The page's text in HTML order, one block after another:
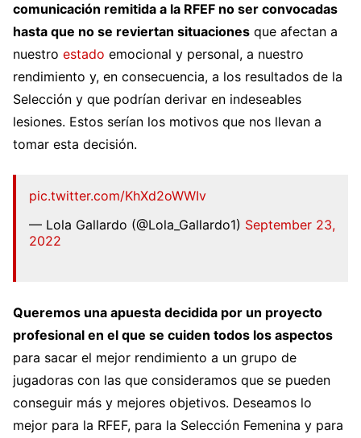
comunicación remitida a la RFEF no ser convocadas
hasta que no se reviertan situaciones que afectan a
nuestro estado emocional y personal, a nuestro
rendimiento y, en consecuencia, a los resultados de la
Selección y que podrían derivar en indeseables
lesiones. Estos serían los motivos que nos llevan a
tomar esta decisión.
pic.twitter.com/KhXd2oWWIv
— Lola Gallardo (@Lola_Gallardo1) September 23,
2022
Queremos una apuesta decidida por un proyecto
profesional en el que se cuiden todos los aspectos
para sacar el mejor rendimiento a un grupo de
jugadoras con las que consideramos que se pueden
conseguir más y mejores objetivos. Deseamos lo
mejor para la RFEF, para la Selección Femenina y para